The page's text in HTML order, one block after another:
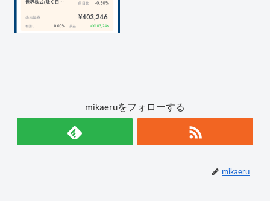
mikaeruをフォローする
mikaeru